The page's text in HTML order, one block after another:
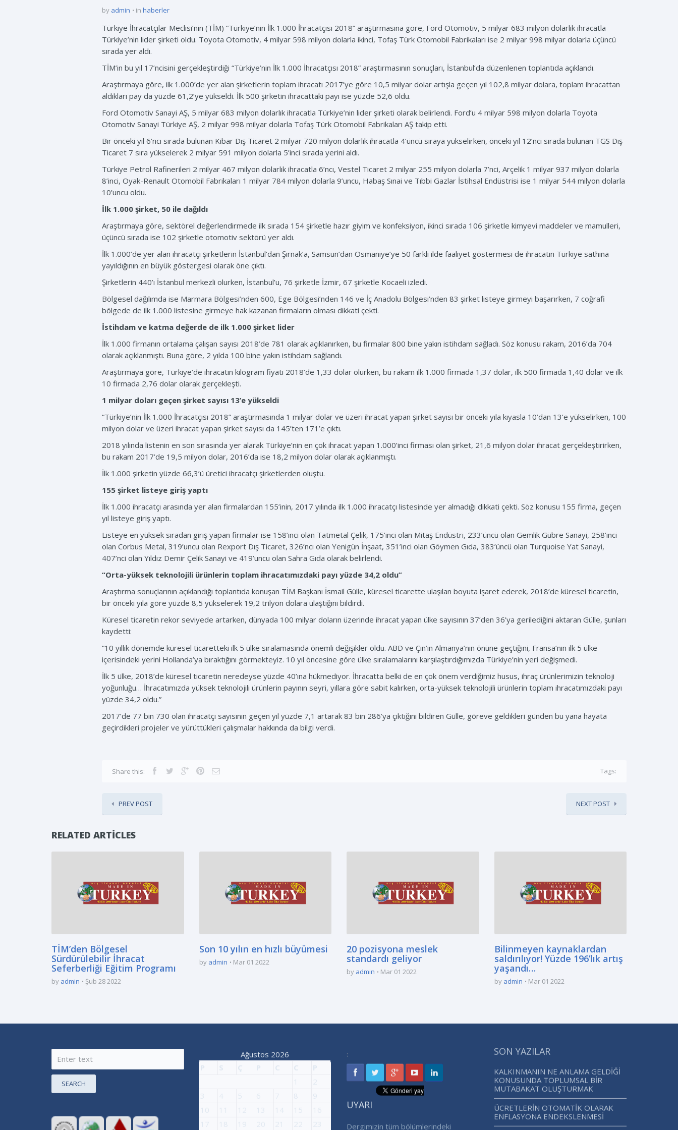
by admin in haberler
Türkiye İhracatçılar Meclisi’nin (TİM) “Türkiye’nin İlk 1.000 İhracatçısı 2018” araştırmasına göre, Ford Otomotiv, 5 milyar 683 milyon dolarlık ihracatla
Türkiye’nin lider şirketi oldu. Toyota Otomotiv, 4 milyar 598 milyon dolarla ikinci, Tofaş Türk Otomobil Fabrikaları ise 2 milyar 998 milyar dolarla üçüncü
sırada yer aldı.
TİM’in bu yıl 17’ncisini gerçekleştirdiği “Türkiye’nin İlk 1.000 İhracatçısı 2018” araştırmasının sonuçları, İstanbul’da düzenlenen toplantıda açıklandı.
Araştırmaya göre, ilk 1.000’de yer alan şirketlerin toplam ihracatı 2017’ye göre 10,5 milyar dolar artışla geçen yıl 102,8 milyar dolara, toplam ihracattan
aldıkları pay da yüzde 61,2’ye yükseldi. İlk 500 şirketin ihracattaki payı ise yüzde 52,6 oldu.
Ford Otomotiv Sanayi AŞ, 5 milyar 683 milyon dolarlık ihracatla Türkiye’nin lider şirketi olarak belirlendi. Ford’u 4 milyar 598 milyon dolarla Toyota
Otomotiv Sanayi Türkiye AŞ, 2 milyar 998 milyar dolarla Tofaş Türk Otomobil Fabrikaları AŞ takip etti.
Bir önceki yıl 6’ncı sırada bulunan Kibar Dış Ticaret 2 milyar 720 milyon dolarlık ihracatla 4’üncü sıraya yükselirken, önceki yıl 12’nci sırada bulunan TGS Dış
Ticaret 7 sıra yükselerek 2 milyar 591 milyon dolarla 5’inci sırada yerini aldı.
Türkiye Petrol Rafinerileri 2 milyar 467 milyon dolarlık ihracatla 6’ncı, Vestel Ticaret 2 milyar 255 milyon dolarla 7’nci, Arçelik 1 milyar 937 milyon dolarla
8’inci, Oyak-Renault Otomobil Fabrikaları 1 milyar 784 milyon dolarla 9’uncu, Habaş Sınai ve Tıbbi Gazlar İstihsal Endüstrisi ise 1 milyar 544 milyon dolarla
10’uncu oldu.
İlk 1.000 şirket, 50 ile dağıldı
Araştırmaya göre, sektörel değerlendirmede ilk sırada 154 şirketle hazır giyim ve konfeksiyon, ikinci sırada 106 şirketle kimyevi maddeler ve mamulleri,
üçüncü sırada ise 102 şirketle otomotiv sektörü yer aldı.
İlk 1.000’de yer alan ihracatçı şirketlerin İstanbul’dan Şırnak’a, Samsun’dan Osmaniye’ye 50 farklı ilde faaliyet göstermesi de ihracatın Türkiye sathına
yayıldığının en büyük göstergesi olarak öne çıktı.
Şirketlerin 440’ı İstanbul merkezli olurken, İstanbul’u, 76 şirketle İzmir, 67 şirketle Kocaeli izledi.
Bölgesel dağılımda ise Marmara Bölgesi’nden 600, Ege Bölgesi’nden 146 ve İç Anadolu Bölgesi’nden 83 şirket listeye girmeyi başarırken, 7 coğrafi
bölgede de ilk 1.000 listesine girmeye hak kazanan firmaların olması dikkati çekti.
İstihdam ve katma değerde de ilk 1.000 şirket lider
İlk 1.000 firmanın ortalama çalışan sayısı 2018’de 781 olarak açıklanırken, bu firmalar 800 bine yakın istihdam sağladı. Söz konusu rakam, 2016’da 704
olarak açıklanmıştı. Buna göre, 2 yılda 100 bine yakın istihdam sağlandı.
Araştırmaya göre, Türkiye’de ihracatın kilogram fiyatı 2018’de 1,33 dolar olurken, bu rakam ilk 1.000 firmada 1,37 dolar, ilk 500 firmada 1,40 dolar ve ilk
10 firmada 2,76 dolar olarak gerçekleşti.
1 milyar doları geçen şirket sayısı 13’e yükseldi
“Türkiye’nin İlk 1.000 İhracatçısı 2018” araştırmasında 1 milyar dolar ve üzeri ihracat yapan şirket sayısı bir önceki yıla kıyasla 10’dan 13’e yükselirken, 100
milyon dolar ve üzeri ihracat yapan şirket sayısı da 145’ten 171’e çıktı.
2018 yılında listenin en son sırasında yer alarak Türkiye’nin en çok ihracat yapan 1.000’inci firması olan şirket, 21,6 milyon dolar ihracat gerçekleştirirken,
bu rakam 2017’de 19,5 milyon dolar, 2016’da ise 18,2 milyon dolar olarak açıklanmıştı.
İlk 1.000 şirketin yüzde 66,3’ü üretici ihracatçı şirketlerden oluştu.
155 şirket listeye giriş yaptı
İlk 1.000 ihracatçı arasında yer alan firmalardan 155’inin, 2017 yılında ilk 1.000 ihracatçı listesinde yer almadığı dikkati çekti. Söz konusu 155 firma, geçen
yıl listeye giriş yaptı.
Listeye en yüksek sıradan giriş yapan firmalar ise 158’inci olan Tatmetal Çelik, 175’inci olan Mitaş Endüstri, 233’üncü olan Gemlik Gübre Sanayi, 258’inci
olan Corbus Metal, 319’uncu olan Rexport Dış Ticaret, 326’ncı olan Yenigün İnşaat, 351’inci olan Göymen Gıda, 383’üncü olan Turquoise Yat Sanayi,
407’nci olan Yıldız Demir Çelik Sanayi ve 419’uncu olan Sahra Gıda olarak belirlendi.
“Orta-yüksek teknolojili ürünlerin toplam ihracatımızdaki payı yüzde 34,2 oldu”
Araştırma sonuçlarının açıklandığı toplantıda konuşan TİM Başkanı İsmail Gülle, küresel ticarette ulaşılan boyuta işaret ederek, 2018’de küresel ticaretin,
bir önceki yıla göre yüzde 8,5 yükselerek 19,2 trilyon dolara ulaştığını bildirdi.
Küresel ticaretin rekor seviyede artarken, dünyada 100 milyar doların üzerinde ihracat yapan ülke sayısının 37’den 36’ya gerilediğini aktaran Gülle, şunları
kaydetti:
“10 yıllık dönemde küresel ticaretteki ilk 5 ülke sıralamasında önemli değişikler oldu. ABD ve Çin’in Almanya’nın önüne geçtiğini, Fransa’nın ilk 5 ülke
içerisindeki yerini Hollanda’ya bıraktığını görmekteyiz. 10 yıl öncesine göre ülke sıralamalarını karşılaştırdığımızda Türkiye’nin yeri değişmedi.
İlk 5 ülke, 2018’de küresel ticaretin neredeyse yüzde 40’ına hükmediyor. İhracatta belki de en çok önem verdiğimiz husus, ihraç ürünlerimizin teknoloji
yoğunluğu… İhracatımızda yüksek teknolojili ürünlerin payının seyri, yıllara göre sabit kalırken, orta-yüksek teknolojili ürünlerin toplam ihracatımızdaki payı
yüzde 34,2 oldu.”
2017’de 77 bin 730 olan ihracatçı sayısının geçen yıl yüzde 7,1 artarak 83 bin 286’ya çıktığını bildiren Gülle, göreve geldikleri günden bu yana hayata
geçirdikleri projeler ve yürüttükleri çalışmalar hakkında da bilgi verdi.
Share this: Tags:
PREV POST NEXT POST
RELATED ARTICLES
TİM’den Bölgesel
Sürdürülebilir İhracat
Seferberliği Eğitim Programı
by admin Şub 28 2022
Son 10 yılın en hızlı büyümesi
by admin Mar 01 2022
20 pozisyona meslek
standardı geliyor
by admin Mar 01 2022
Bilinmeyen kaynaklardan
saldırılıyor! Yüzde 196’lık artış
yaşandı…
by admin Mar 01 2022
SEARCH
Ağustos 2026
P
S Ç P C C
P
1
2
4 5 6 8
9
10
11 12 13 14 15
16
17
18 19 20 21 22 23
:
UYARI
Dergimizin tüm bölümlerindeki
SON YAZILAR
KALKINMANIN NE ANLAMA GELDİĞİ
KONUSUNDA TOPLUMSAL BİR
MUTABAKAT OLUŞTURMAK
ÜCRETLERİN OTOMATİK OLARAK
ENFLASYONA ENDEKSLENMESİ